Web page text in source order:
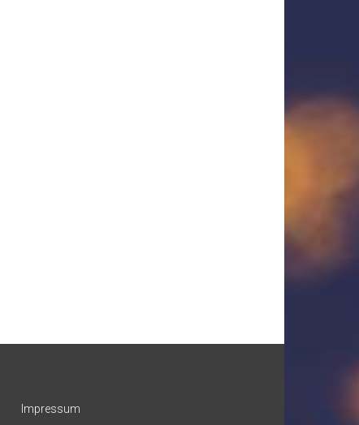
Impressum